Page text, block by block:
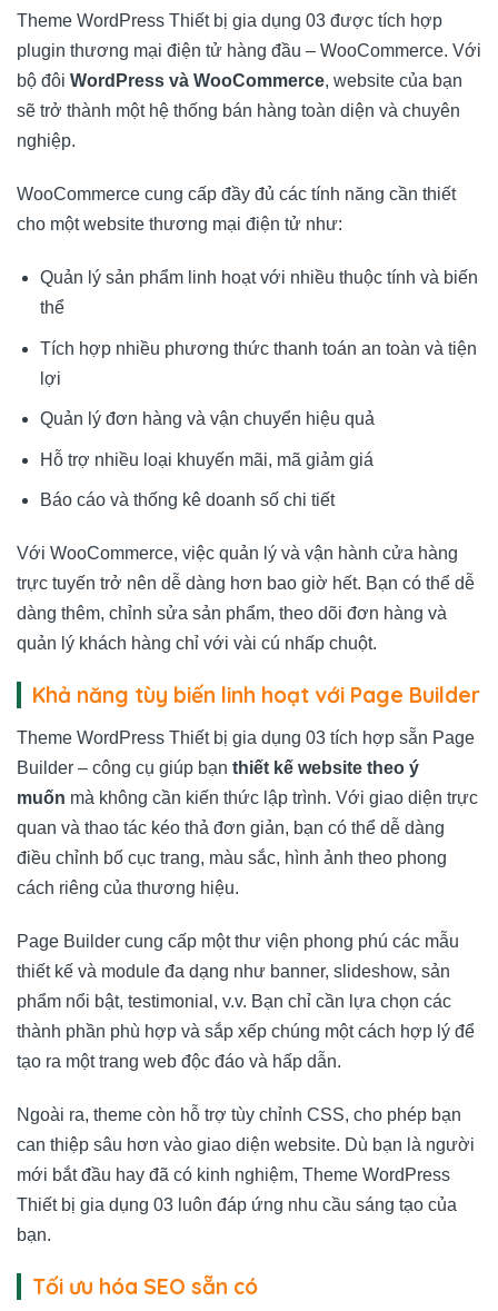
Theme WordPress Thiết bị gia dụng 03 được tích hợp
plugin thương mại điện tử hàng đầu – WooCommerce. Với
bộ đôi WordPress và WooCommerce, website của bạn
sẽ trở thành một hệ thống bán hàng toàn diện và chuyên
nghiệp.
WooCommerce cung cấp đầy đủ các tính năng cần thiết
cho một website thương mại điện tử như:
Quản lý sản phẩm linh hoạt với nhiều thuộc tính và biến
thể
Tích hợp nhiều phương thức thanh toán an toàn và tiện
lợi
Quản lý đơn hàng và vận chuyển hiệu quả
Hỗ trợ nhiều loại khuyến mãi, mã giảm giá
Báo cáo và thống kê doanh số chi tiết
Với WooCommerce, việc quản lý và vận hành cửa hàng
trực tuyến trở nên dễ dàng hơn bao giờ hết. Bạn có thể dễ
dàng thêm, chỉnh sửa sản phẩm, theo dõi đơn hàng và
quản lý khách hàng chỉ với vài cú nhấp chuột.
Khả năng tùy biến linh hoạt với Page Builder
Theme WordPress Thiết bị gia dụng 03 tích hợp sẵn Page
Builder – công cụ giúp bạn thiết kế website theo ý
muốn mà không cần kiến thức lập trình. Với giao diện trực
quan và thao tác kéo thả đơn giản, bạn có thể dễ dàng
điều chỉnh bố cục trang, màu sắc, hình ảnh theo phong
cách riêng của thương hiệu.
Page Builder cung cấp một thư viện phong phú các mẫu
thiết kế và module đa dạng như banner, slideshow, sản
phẩm nổi bật, testimonial, v.v. Bạn chỉ cần lựa chọn các
thành phần phù hợp và sắp xếp chúng một cách hợp lý để
tạo ra một trang web độc đáo và hấp dẫn.
Ngoài ra, theme còn hỗ trợ tùy chỉnh CSS, cho phép bạn
can thiệp sâu hơn vào giao diện website. Dù bạn là người
mới bắt đầu hay đã có kinh nghiệm, Theme WordPress
Thiết bị gia dụng 03 luôn đáp ứng nhu cầu sáng tạo của
bạn.
Tối ưu hóa SEO sẵn có